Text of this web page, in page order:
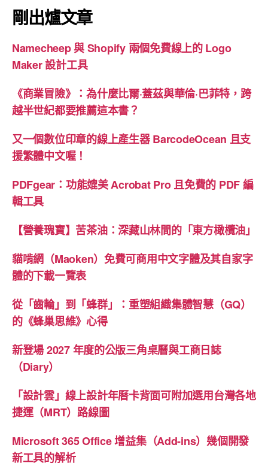
剛出爐文章
Namecheep 與 Shopify 兩個免費線上的 Logo
Maker 設計工具
《商業冒險》：為什麼比爾·蓋茲與華倫·巴菲特，跨
越半世紀都要推薦這本書？
又一個數位印章的線上產生器 BarcodeOcean 且支
援繁體中文喔！
PDFgear：功能媲美 Acrobat Pro 且免費的 PDF 編
輯工具
【營養瑰寶】苦茶油：深藏山林間的「東方橄欖油」
貓啃網（Maoken）免費可商用中文字體及其自家字
體的下載一覽表
從「齒輪」到「蜂群」：重塑組織集體智慧（GQ）
的《蜂巢思維》心得
新登場 2027 年度的公版三角桌曆與工商日誌
（Diary）
「設計雲」線上設計年曆卡背面可附加選用台灣各地
捷運（MRT）路線圖
Microsoft 365 Office 增益集（Add-ins）幾個開發
新工具的解析